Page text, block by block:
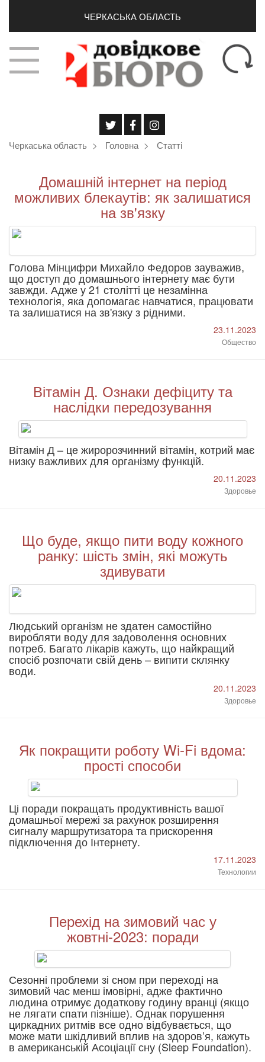
ЧЕРКАСЬКА ОБЛАСТЬ
Черкаська область Головна Статті
Домашній інтернет на період
можливих блекаутів: як залишатися
на зв'язку
Голова Мінцифри Михайло Федоров зауважив,
що доступ до домашнього інтернету має бути
завжди. Адже у 21 столітті це незамінна
технологія, яка допомагає навчатися, працювати
та залишатися на зв'язку з рідними.
23.11.2023
Общество
Вітамін Д. Ознаки дефіциту та
наслідки передозування
Вітамін Д – це жиророзчинний вітамін, котрий має
низку важливих для організму функцій.
20.11.2023
Здоровье
Що буде, якщо пити воду кожного
ранку: шість змін, які можуть
здивувати
Людський організм не здатен самостійно
виробляти воду для задоволення основних
потреб. Багато лікарів кажуть, що найкращий
спосіб розпочати свій день – випити склянку
води.
20.11.2023
Здоровье
Як покращити роботу Wi-Fi вдома:
прості способи
Ці поради покращать продуктивність вашої
домашньої мережі за рахунок розширення
сигналу маршрутизатора та прискорення
підключення до Інтернету.
17.11.2023
Технологии
Перехід на зимовий час у
жовтні-2023: поради
Сезонні проблеми зі сном при переході на
зимовий час менш імовірні, адже фактично
людина отримує додаткову годину вранці (якщо
не лягати спати пізніше). Однак порушення
циркадних ритмів все одно відбувається, що
може мати шкідливий вплив на здоров’я, кажуть
в американській Асоціації сну (Sleep Foundation).